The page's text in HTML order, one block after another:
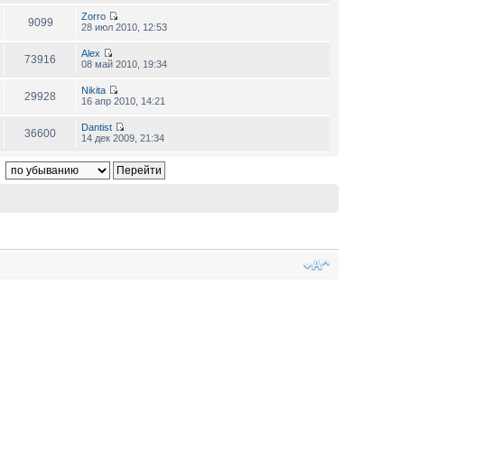
9099
Zorro
28 июл 2010, 12:53
73916
Alex
08 май 2010, 19:34
29928
Nikita
16 апр 2010, 14:21
36600
Dantist
14 дек 2009, 21:34